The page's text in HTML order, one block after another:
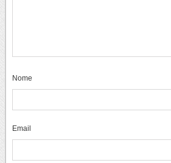
Nome
Email